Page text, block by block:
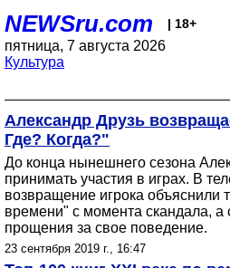
NEWSru.com | 18+
пятница, 7 августа 2026
Культура
Александр Друзь
Где? Когда?"
До конца нынешнего сезона
принимать участия в играх. В
возвращение игрока объяснили
времени" с момента скандала, а
прощения за свое поведение.
23 сентября 2019 г., 16:47